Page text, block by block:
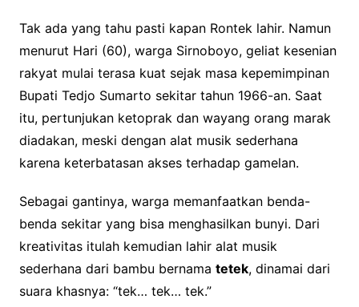
Tak ada yang tahu pasti kapan Rontek lahir. Namun
menurut Hari (60), warga Sirnoboyo, geliat kesenian
rakyat mulai terasa kuat sejak masa kepemimpinan
Bupati Tedjo Sumarto sekitar tahun 1966-an. Saat
itu, pertunjukan ketoprak dan wayang orang marak
diadakan, meski dengan alat musik sederhana
karena keterbatasan akses terhadap gamelan.
Sebagai gantinya, warga memanfaatkan benda-
benda sekitar yang bisa menghasilkan bunyi. Dari
kreativitas itulah kemudian lahir alat musik
sederhana dari bambu bernama tetek, dinamai dari
suara khasnya: “tek… tek… tek.”